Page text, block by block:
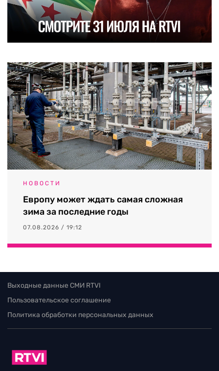
НОВОСТИ
Европу может ждать самая сложная
зима за последние годы
07.08.2026 / 19:12
Выходные данные СМИ RTVI
Пользовательское соглашение
Политика обработки персональных данных